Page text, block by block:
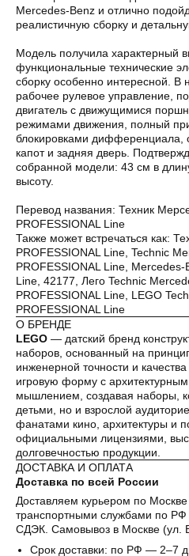
Mercedes-Benz и отлично
реалистичную сборку и
Модель получила характерный
функциональные технические
сборку особенно интересной. В
рабочее рулевое управление,
двигатель с движущимися
режимами движения, полный
блокировками дифференциала,
капот и задняя дверь.
собранной модели: 43 см в
высоту.
Перевод названия: Техник
PROFESSIONAL Line
Также может встречаться как:
PROFESSIONAL Line, Technic
PROFESSIONAL Line, Mercedes-
Line, 42177, Лего Technic
PROFESSIONAL Line, LEGO
PROFESSIONAL Line
О БРЕНДЕ
LEGO — датский бренд
наборов, основанный на
инженерной точности и
игровую форму с
мышлением, создавая наборы,
детьми, но и взрослой
фанатами кино, архитектуры и
официальными лицензиями,
долговечностью продукции.
ДОСТАВКА И ОПЛАТА
Доставка по всей России
Доставляем курьером по Москве
транспортными службами по
СДЭК. Самовывоз в Москве (ул.
Срок доставки: по РФ — 2–7
Оплата
платежами раз
Оплата
сегодня
25%
Через
2 недели
25%
Без
Как обычная